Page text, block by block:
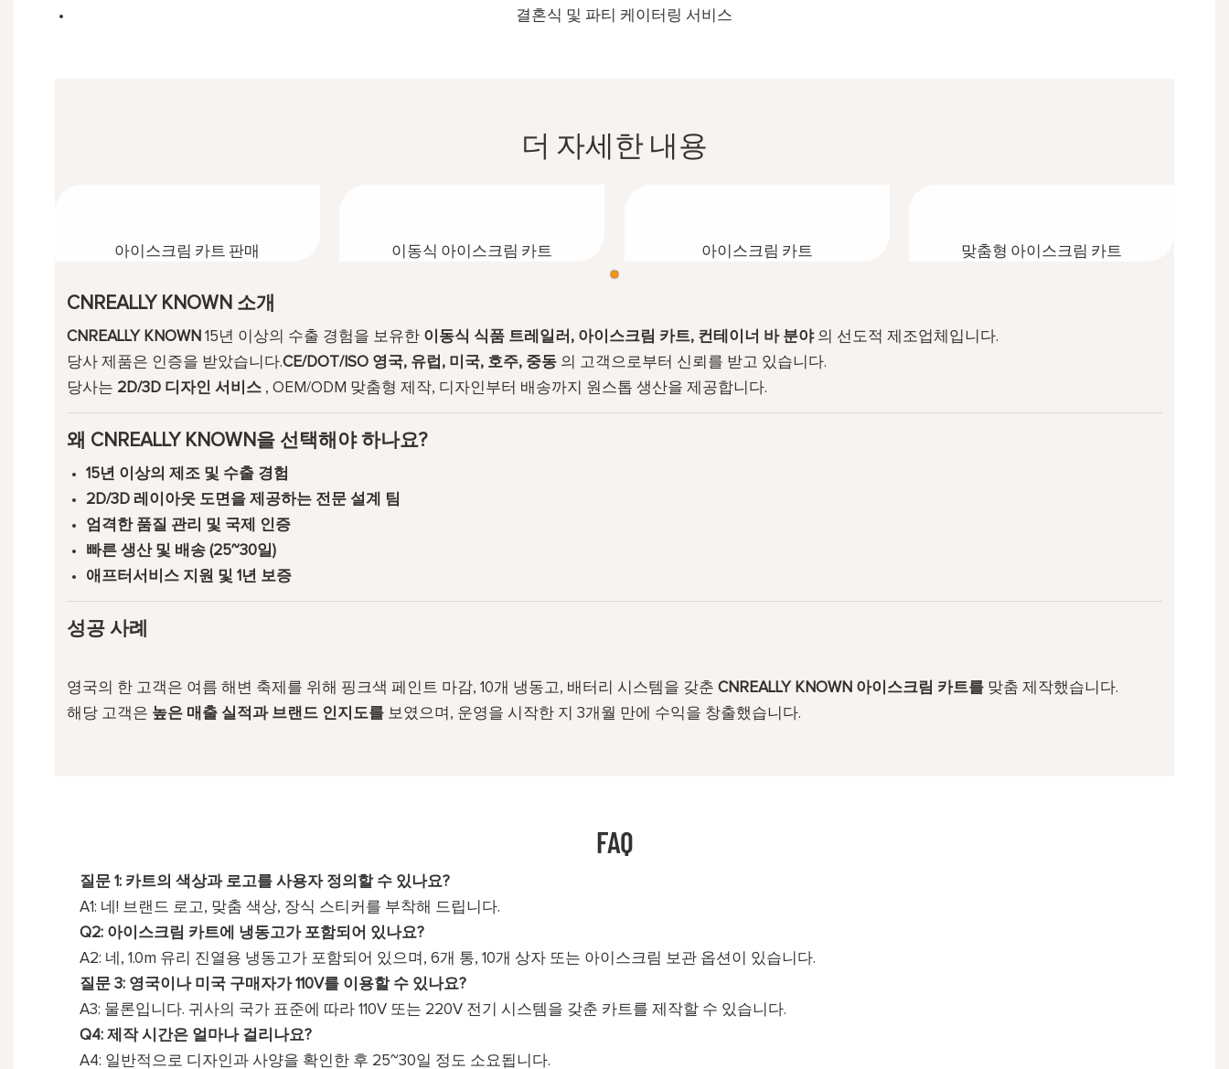
결혼식 및 파티 케이터링 서비스
더 자세한 내용
아이스크림 카트 판매 이동식 아이스크림 카트 아이스크림 카트 맞춤형 아이스크림 카트
CNREALLY KNOWN 소개
CNREALLY KNOWN 15년 이상의 수출 경험을 보유한 이동식 식품 트레일러, 아이스크림 카트, 컨테이너 바 분야의 선도적 제조업체입니다.
당사 제품은 인증을 받았습니다.CE/DOT/ISO 영국, 유럽, 미국, 호주, 중동 의 고객으로부터 신뢰를 받고 있습니다.
당사는 2D/3D 디자인 서비스 , OEM/ODM 맞춤형 제작, 디자인부터 배송까지 원스톱 생산을 제공합니다.
왜 CNREALLY KNOWN을 선택해야 하나요?
15년 이상의 제조 및 수출 경험
2D/3D 레이아웃 도면을 제공하는 전문 설계 팀
엄격한 품질 관리 및 국제 인증
빠른 생산 및 배송 (25~30일)
애프터서비스 지원 및 1년 보증
성공 사례
영국의 한 고객은 여름 해변 축제를 위해 핑크색 페인트 마감, 10개 냉동고, 배터리 시스템을 갖춘CNREALLY KNOWN 아이스크림 카트를 맞춤 제작했습니다.
해당 고객은 높은 매출 실적과 브랜드 인지도를 보였으며, 운영을 시작한 지 3개월 만에 수익을 창출했습니다.
FAQ
질문 1: 카트의 색상과 로고를 사용자 정의할 수 있나요?
A1: 네! 브랜드 로고, 맞춤 색상, 장식 스티커를 부착해 드립니다.
Q2: 아이스크림 카트에 냉동고가 포함되어 있나요?
A2: 네, 1.0m 유리 진열용 냉동고가 포함되어 있으며, 6개 통, 10개 상자 또는 아이스크림 보관 옵션이 있습니다.
질문 3: 영국이나 미국 구매자가 110V를 이용할 수 있나요?
A3: 물론입니다. 귀사의 국가 표준에 따라 110V 또는 220V 전기 시스템을 갖춘 카트를 제작할 수 있습니다.
Q4: 제작 시간은 얼마나 걸리나요?
A4: 일반적으로 디자인과 사양을 확인한 후 25~30일 정도 소요됩니다.